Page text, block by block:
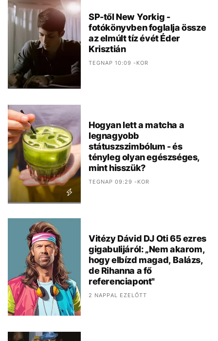
SP-től New Yorkig -
fotókönyvben foglalja össze
az elmúlt tíz évét Éder
Krisztián
TEGNAP 10:09 -KOR
Hogyan lett a matcha a
legnagyobb
státuszszimbólum - és
tényleg olyan egészséges,
mint hisszük?
TEGNAP 09:29 -KOR
Vitézy Dávid DJ Oti 65 ezres
gigabulijáról: „Nem akarom,
hogy elbízd magad, Balázs,
de Rihanna a fő
referenciapont"
2 NAPPAL EZELŐTT